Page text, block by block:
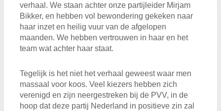
verhaal. We staan achter onze partijleider Mirjam
Bikker, en hebben vol bewondering gekeken naar
haar inzet en heilig vuur van de afgelopen
maanden. We hebben vertrouwen in haar en het
team wat achter haar staat.
Tegelijk is het niet het verhaal geweest waar men
massaal voor koos. Veel kiezers hebben zich
verenigd en zijn neergestreken bij de PVV, in de
hoop dat deze partij Nederland in positieve zin zal